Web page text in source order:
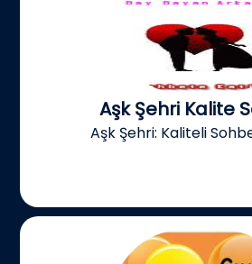
Aşk Şehri Kalite
Aşk Şehri: Kaliteli